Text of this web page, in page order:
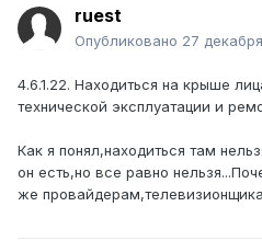
ruest
Опубликовано 27
4.6.1.22. Находиться на крыше
технической эксплуатации и
Как я понял,находиться там
он есть,но все равно
же